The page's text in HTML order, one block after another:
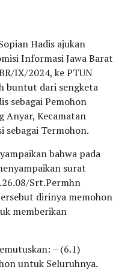
Hadis ajukan
Informasi Jawa Barat
IX/2024, ke PTUN
buntut dari sengketa
sebagai Pemohon
Anyar, Kecamatan
sebagai Termohon.
bahwa pada
surat
Srt.Permhn
dirinya memohon
memberikan
– (6.1)
untuk Seluruhnya.